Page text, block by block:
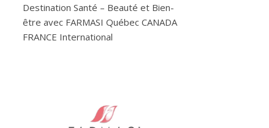
Destination Santé – Beauté et Bien-
être avec FARMASI Québec CANADA
FRANCE International